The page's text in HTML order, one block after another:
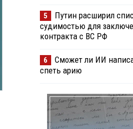
5
Путин расширил
судимостью для
контракта с ВС РФ
6
Сможет ли ИИ
спеть арию